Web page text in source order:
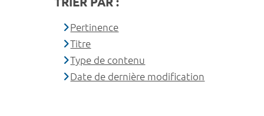
Pertinence
Titre
Type de contenu
Date de dernière modification